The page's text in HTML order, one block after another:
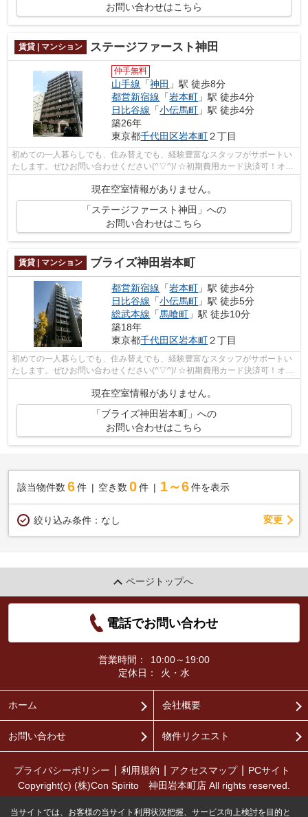
お問い合わせはこちら
賃貸 | マンション ステージファースト神田
仲手無料
山手線 「神田 」駅 徒歩8分
都営新宿線 「岩本町 」駅 徒歩4分
日比谷線 「小伝馬町 」駅 徒歩4分
築26年
東京都千代田区岩本町２丁目
初めての一人暮らしでも、住み替えでも、経験豊富なスタッフがサポートい
たします。ぜひお問い合わせください(^▽^)/ ☆初期費用カード決済可！オン
ライン対応可能☆
現在空室情報がありません。
「ステージファースト神田」への
お問い合わせはこちら
賃貸 | マンション ブライズ神田岩本町
都営新宿線 「岩本町 」駅 徒歩4分
日比谷線 「小伝馬町 」駅 徒歩5分
総武本線 「馬喰町 」駅 徒歩10分
築18年
東京都千代田区岩本町２丁目
初めての一人暮らしでも、住み替えでも、経験豊富なスタッフがサポートい
たします。ぜひお問い合わせください(^▽^)/ ☆初期費用カード決済可！オン
現在空室情報がありません。
「ブライズ神田岩本町」への
お問い合わせはこちら
該当物件数 6件 空き数 0 件 1～6 件を表示
絞り込み条件： なし 変更
ページトップへ
電話でお問い合わせ
営業時間：
10:00～19:00
定休日：
火・水
ホーム 会社概要
お問い合わせ 物件リクエスト
プライバシーポリシー 利用規約 アクセスマップ
PCサイト
Copyright(c) (株)Con Spirito 神田岩本町店 All rights reserved.
当サイトでは、お客様の当サイト利用状況把握、サービス向上検討を目的と